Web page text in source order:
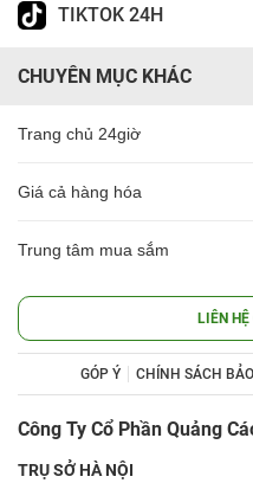
TIKTOK 24H
CHUYÊN MỤC KHÁC
Trang chủ 24giờ
Giá cả hàng hóa
Trung tâm mua sắm
LIÊN
GÓP Ý CHÍNH SÁCH
Công Ty Cổ Phần Quảng
TRỤ SỞ HÀ NỘI